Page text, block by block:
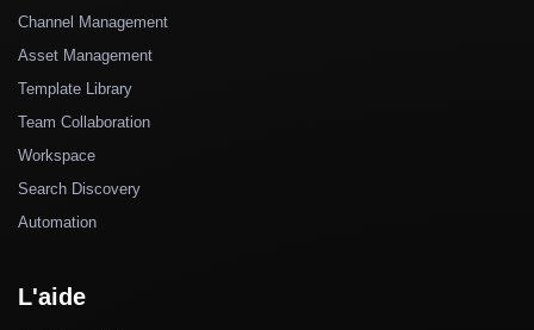
Channel Management
Asset Management
Template Library
Team Collaboration
Workspace
Search Discovery
Automation
L'aide